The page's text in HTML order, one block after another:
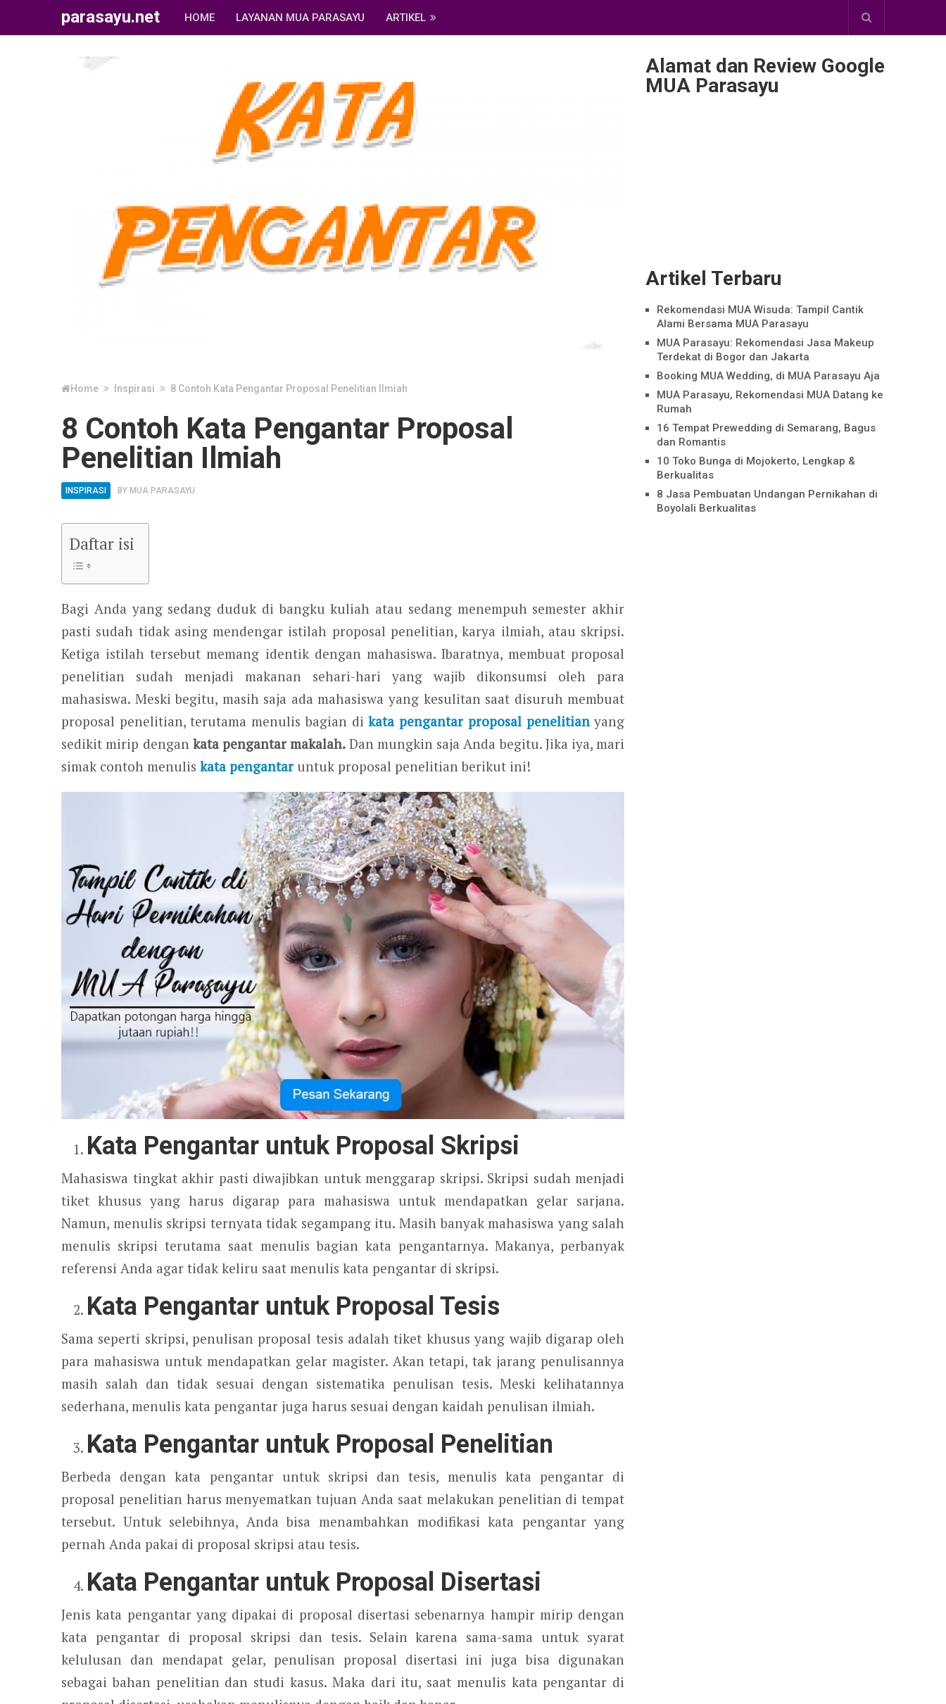
parasayu.net HOME LAYANAN MUA PARASAYU ARTIKEL
Home Inspirasi 8 Contoh Kata Pengantar Proposal Penelitian Ilmiah
8 Contoh Kata Pengantar Proposal
Penelitian Ilmiah
INSPIRASI BY MUA PARASAYU
Daftar isi
Bagi Anda yang sedang duduk di bangku kuliah atau sedang menempuh semester akhir
pasti sudah tidak asing mendengar istilah proposal penelitian, karya ilmiah, atau skripsi.
Ketiga istilah tersebut memang identik dengan mahasiswa. Ibaratnya, membuat proposal
penelitian sudah menjadi makanan sehari-hari yang wajib dikonsumsi oleh para
mahasiswa. Meski begitu, masih saja ada mahasiswa yang kesulitan saat disuruh membuat
proposal penelitian, terutama menulis bagian dikata pengantar proposal penelitianyang
sedikit mirip dengan kata pengantar makalah. Dan mungkin saja Anda begitu. Jika iya, mari
simak contoh menulis kata pengantaruntuk proposal penelitian berikut ini!
Kata Pengantar untuk Proposal Skripsi
Mahasiswa tingkat akhir pasti diwajibkan untuk menggarap skripsi. Skripsi sudah menjadi
tiket khusus yang harus digarap para mahasiswa untuk mendapatkan gelar sarjana.
Namun, menulis skripsi ternyata tidak segampang itu. Masih banyak mahasiswa yang salah
menulis skripsi terutama saat menulis bagian kata pengantarnya. Makanya, perbanyak
referensi Anda agar tidak keliru saat menulis kata pengantar di skripsi.
Kata Pengantar untuk Proposal Tesis
Sama seperti skripsi, penulisan proposal tesis adalah tiket khusus yang wajib digarap oleh
para mahasiswa untuk mendapatkan gelar magister. Akan tetapi, tak jarang penulisannya
masih salah dan tidak sesuai dengan sistematika penulisan tesis. Meski kelihatannya
sederhana, menulis kata pengantar juga harus sesuai dengan kaidah penulisan ilmiah.
Kata Pengantar untuk Proposal Penelitian
Berbeda dengan kata pengantar untuk skripsi dan tesis, menulis kata pengantar di
proposal penelitian harus menyematkan tujuan Anda saat melakukan penelitian di tempat
tersebut. Untuk selebihnya, Anda bisa menambahkan modifikasi kata pengantar yang
pernah Anda pakai di proposal skripsi atau tesis.
Kata Pengantar untuk Proposal Disertasi
Jenis kata pengantar yang dipakai di proposal disertasi sebenarnya hampir mirip dengan
kata pengantar di proposal skripsi dan tesis. Selain karena sama-sama untuk syarat
kelulusan dan mendapat gelar, penulisan proposal disertasi ini juga bisa digunakan
sebagai bahan penelitian dan studi kasus. Maka dari itu, saat menulis kata pengantar di
Alamat dan Review Google
MUA Parasayu
Artikel Terbaru
Rekomendasi MUA Wisuda: Tampil Cantik
Alami Bersama MUA Parasayu
MUA Parasayu: Rekomendasi Jasa Makeup
Terdekat di Bogor dan Jakarta
Booking MUA Wedding, di MUA Parasayu Aja
MUA Parasayu, Rekomendasi MUA Datang ke
Rumah
16 Tempat Prewedding di Semarang, Bagus
dan Romantis
10 Toko Bunga di Mojokerto, Lengkap &
Berkualitas
8 Jasa Pembuatan Undangan Pernikahan di
Boyolali Berkualitas